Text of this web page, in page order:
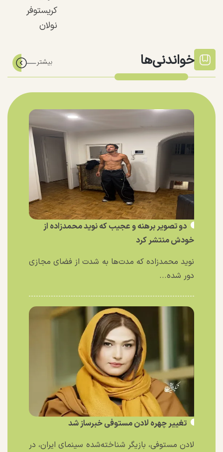
کریستوفر
نولان
خواندنی‌ها
دو تصویر برهنه و عجیب که نوید محمدزاده از
خودش منتشر کرد
نوید محمدزاده که مدت‌ها به شدت از فضای مجازی
دور شده...
تغییر چهره لادن مستوفی خبرساز شد
لادن مستوفی، بازیگر شناخته‌شده سینمای ایران، در